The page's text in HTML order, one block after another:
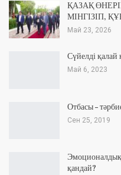
ҚАЗАҚ
МІНГІЗІП,
Май 23, 2026
Сүйелді қалай
Май 6, 2023
Отбасы –
Сен 25, 2019
қандай?